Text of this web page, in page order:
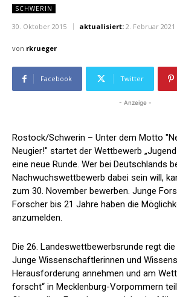
SCHWERIN
30. Oktober 2015 aktualisiert: 2. Februar 2021
von rkrueger
Facebook Twitter
- Anzeige -
Rostock/Schwerin – Unter dem Motto
Neugier!" startet der Wettbewerb
eine neue Runde. Wer bei Deutschlands
Nachwuchswettbewerb dabei sein will,
zum 30. November bewerben. Junge
Forscher bis 21 Jahre haben die
anzumelden.
Die 26. Landeswettbewerbsrunde regt
Junge Wissenschaftlerinnen und
Herausforderung annehmen und am
forscht“ in Mecklenburg-Vorpommern